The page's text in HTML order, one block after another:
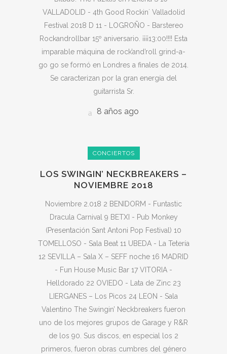
VALLADOLID - 4th Good Rockin´ Valladolid
Festival 2018 D 11 - LOGROÑO - Barstereo
Rockandrollbar 15º aniversario. ¡¡¡¡13:00!!!! Esta
imparable máquina de rock’and’roll grind-a-
go go se formó en Londres a finales de 2014.
Se caracterizan por la gran energía del
guitarrista Sr.
8 años ago
CONCIERTOS
LOS SWINGIN’ NECKBREAKERS –
NOVIEMBRE 2018
Noviembre 2.018 2 BENIDORM - Funtastic
Dracula Carnival 9 BETXI - Pub Monkey
(Presentación Sant Antoni Pop Festival) 10
TOMELLOSO - Sala Beat 11 UBEDA - La Tetería
12 SEVILLA – Sala X – SEFF noche 16 MADRID
- Fun House Music Bar 17 VITORIA -
Helldorado 22 OVIEDO - Lata de Zinc 23
LIERGANES – Los Picos 24 LEON - Sala
Valentino The Swingin’ Neckbreakers fueron
uno de los mejores grupos de Garage y R&R
de los 90. Sus discos, en especial los 2
primeros, fueron obras cumbres del género